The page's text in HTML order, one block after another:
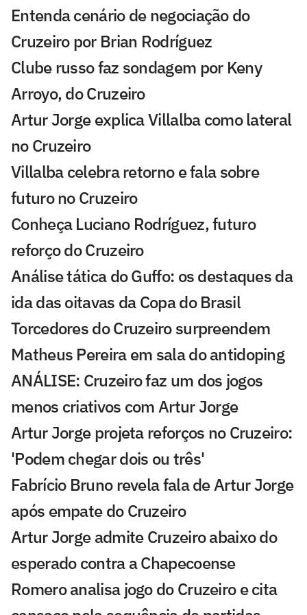
Entenda cenário de negociação do
Cruzeiro por Brian Rodríguez
Clube russo faz sondagem por Keny
Arroyo, do Cruzeiro
Artur Jorge explica Villalba como lateral
no Cruzeiro
Villalba celebra retorno e fala sobre
futuro no Cruzeiro
Conheça Luciano Rodríguez, futuro
reforço do Cruzeiro
Análise tática do Guffo: os destaques da
ida das oitavas da Copa do Brasil
Torcedores do Cruzeiro surpreendem
Matheus Pereira em sala do antidoping
ANÁLISE: Cruzeiro faz um dos jogos
menos criativos com Artur Jorge
Artur Jorge projeta reforços no Cruzeiro:
'Podem chegar dois ou três'
Fabrício Bruno revela fala de Artur Jorge
após empate do Cruzeiro
Artur Jorge admite Cruzeiro abaixo do
esperado contra a Chapecoense
Romero analisa jogo do Cruzeiro e cita